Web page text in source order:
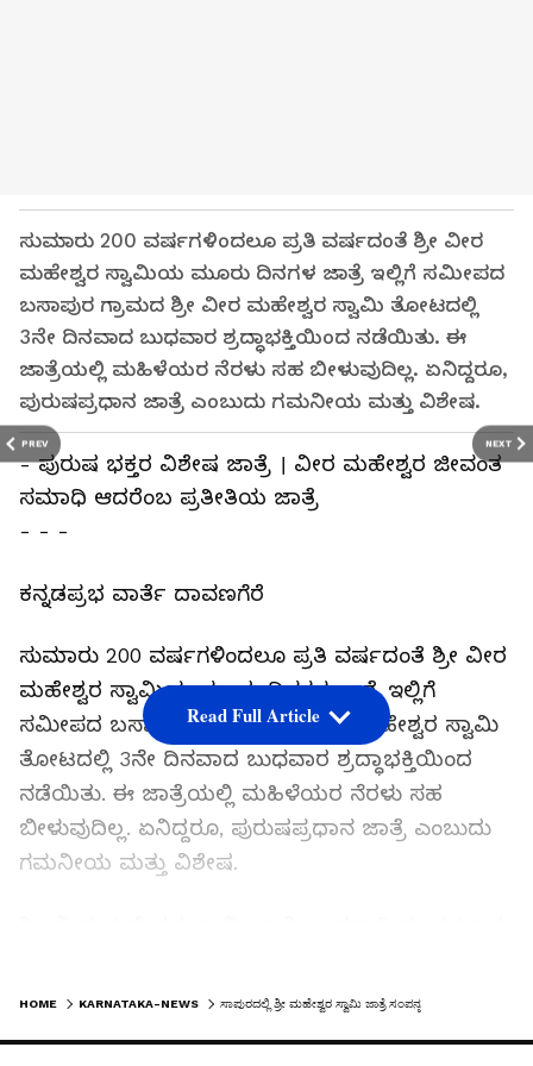
PREV NEXT
ಸುಮಾರು 200 ವರ್ಷಗಳಿಂದಲೂ ಪ್ರತಿ ವರ್ಷದಂತೆ ಶ್ರೀ ವೀರ
ಮಹೇಶ್ವರ ಸ್ವಾಮಿಯ ಮೂರು ದಿನಗಳ ಜಾತ್ರೆ ಇಲ್ಲಿಗೆ ಸಮೀಪದ
ಬಸಾಪುರ ಗ್ರಾಮದ ಶ್ರೀ ವೀರ ಮಹೇಶ್ವರ ಸ್ವಾಮಿ ತೋಟದಲ್ಲಿ
3ನೇ ದಿನವಾದ ಬುಧವಾರ ಶ್ರದ್ಧಾಭಕ್ತಿಯಿಂದ ನಡೆಯಿತು. ಈ
ಜಾತ್ರೆಯಲ್ಲಿ ಮಹಿಳೆಯರ ನೆರಳು ಸಹ ಬೀಳುವುದಿಲ್ಲ. ಏನಿದ್ದರೂ,
ಪುರುಷಪ್ರಧಾನ ಜಾತ್ರೆ ಎಂಬುದು ಗಮನೀಯ ಮತ್ತು ವಿಶೇಷ.
- ಪುರುಷ ಭಕ್ತರ ವಿಶೇಷ ಜಾತ್ರೆ । ವೀರ ಮಹೇಶ್ವರ ಜೀವಂತ
ಸಮಾಧಿ ಆದರೆಂಬ ಪ್ರತೀತಿಯ ಜಾತ್ರೆ
- - -
ಕನ್ನಡಪ್ರಭ ವಾರ್ತೆ ದಾವಣಗೆರೆ
ಸುಮಾರು 200 ವರ್ಷಗಳಿಂದಲೂ ಪ್ರತಿ ವರ್ಷದಂತೆ ಶ್ರೀ ವೀರ
ಮಹೇಶ್ವರ ಸ್ವಾಮಿಯ ಮೂರು ದಿನಗಳ ಜಾತ್ರೆ ಇಲ್ಲಿಗೆ
ಸಮೀಪದ ಬಸಾಪುರ ಗ್ರಾಮದ ಶ್ರೀ ವೀರ ಮಹೇಶ್ವರ ಸ್ವಾಮಿ
ತೋಟದಲ್ಲಿ 3ನೇ ದಿನವಾದ ಬುಧವಾರ ಶ್ರದ್ಧಾಭಕ್ತಿಯಿಂದ
ನಡೆಯಿತು. ಈ ಜಾತ್ರೆಯಲ್ಲಿ ಮಹಿಳೆಯರ ನೆರಳು ಸಹ
ಬೀಳುವುದಿಲ್ಲ. ಏನಿದ್ದರೂ, ಪುರುಷಪ್ರಧಾನ ಜಾತ್ರೆ ಎಂಬುದು
ಗಮನೀಯ ಮತ್ತು ವಿಶೇಷ.
ಬಡಿಸಲಾಯಿತು. ಮೂರನೇ ದಿನವಾದ ಬುಧವಾರ ಅನ್ನ
Read Full Article
HOME KARNATAKA-NEWS ಸಾಪುರದಲ್ಲಿ ಶ್ರೀ ಮಹೇಶ್ವರ ಸ್ವಾಮಿ ಜಾತ್ರೆ ಸಂಪನ್ನ